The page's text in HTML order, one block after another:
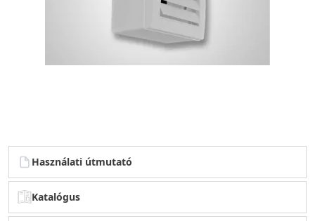
Használati útmutató
Katalógus